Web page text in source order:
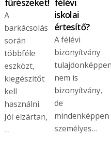
fűrészeket!
A
barkácsolás
során
többféle
eszközt,
kiegészítőt
kell
használni.
Jól elzártan,
…
félévi
iskolai
értesítő?
A félévi
bizonyítvány
nem is
bizonyítvány,
de
mindenképpen
személyes…